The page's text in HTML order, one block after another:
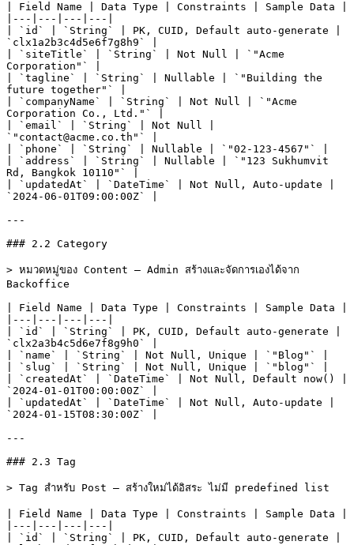
| Field Name | Data Type | Constraints | Sample Data |
|---|---|---|---|
| `id` | `String` | PK, CUID, Default auto-generate |
`clx1a2b3c4d5e6f7g8h9` |
| `siteTitle` | `String` | Not Null | `"Acme
Corporation"` |
| `tagline` | `String` | Nullable | `"Building the
future together"` |
| `companyName` | `String` | Not Null | `"Acme
Corporation Co., Ltd."` |
| `email` | `String` | Not Null |
`"contact@acme.co.th"` |
| `phone` | `String` | Nullable | `"02-123-4567"` |
| `address` | `String` | Nullable | `"123 Sukhumvit
Rd, Bangkok 10110"` |
| `updatedAt` | `DateTime` | Not Null, Auto-update |
`2024-06-01T09:00:00Z` |
---
### 2.2 Category
> หมวดหมู่ของ Content — Admin สร้างและจัดการเองได้จาก
Backoffice
| Field Name | Data Type | Constraints | Sample Data |
|---|---|---|---|
| `id` | `String` | PK, CUID, Default auto-generate |
`clx2a3b4c5d6e7f8g9h0` |
| `name` | `String` | Not Null, Unique | `"Blog"` |
| `slug` | `String` | Not Null, Unique | `"blog"` |
| `createdAt` | `DateTime` | Not Null, Default now() |
`2024-01-01T00:00:00Z` |
| `updatedAt` | `DateTime` | Not Null, Auto-update |
`2024-01-15T08:30:00Z` |
---
### 2.3 Tag
> Tag สำหรับ Post — สร้างใหม่ได้อิสระ ไม่มี predefined list
| Field Name | Data Type | Constraints | Sample Data |
|---|---|---|---|
| `id` | `String` | PK, CUID, Default auto-generate |